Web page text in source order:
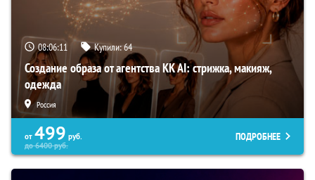
08:06:10 Купили:64
Создание образа от агентства KK AI: стрижка, макияж,
одежда
Россия
от 499 руб.
до6400руб.
ПОДРОБНЕЕ